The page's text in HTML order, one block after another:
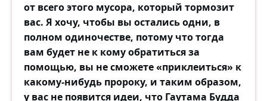
от всего этого мусора, который тормозит
вас. Я хочу, чтобы вы остались одни, в
полном одиночестве, потому что тогда
вам будет не к кому обратиться за
помощью, вы не сможете «приклеиться» к
какому-нибудь пророку, и таким образом,
у вас не появится идеи, что Гаутама Будда